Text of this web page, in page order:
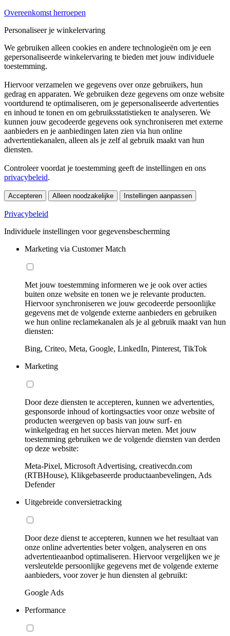
Overeenkomst herroepen
Personaliseer je winkelervaring
We gebruiken alleen cookies en andere technologieën om je een
gepersonaliseerde winkelervaring te bieden met jouw individuele
toestemming.
Hiervoor verzamelen we gegevens over onze gebruikers, hun
gedrag en apparaten. We gebruiken deze gegevens om onze website
voortdurend te optimaliseren, om je gepersonaliseerde advertenties
en inhoud te tonen en om gebruiksstatistieken te analyseren. We
kunnen jouw gecodeerde gegevens ook synchroniseren met externe
aanbieders en je aanbiedingen laten zien via hun online
advertentiekanalen, alleen als je zelf al gebruik maakt van hun
diensten.
Controleer voordat je toestemming geeft de instellingen en ons
privacybeleid.
Accepteren Alleen noodzakelijke Instellingen aanpassen
Privacybeleid
Individuele instellingen voor gegevensbescherming
Marketing via Customer Match
Met jouw toestemming informeren we je ook over acties
buiten onze website en tonen we je relevante producten.
Hiervoor synchroniseren we jouw gecodeerde persoonlijke
gegevens met de volgende externe aanbieders en gebruiken
we hun online reclamekanalen als je al gebruik maakt van hun
diensten:
Bing, Criteo, Meta, Google, LinkedIn, Pinterest, TikTok
Marketing
Door deze diensten te accepteren, kunnen we advertenties,
gesponsorde inhoud of kortingsacties voor onze website of
producten weergeven op basis van jouw surf- en
winkelgedrag en het succes hiervan meten. Met jouw
toestemming gebruiken we de volgende diensten van derden
op deze website:
Meta-Pixel, Microsoft Advertising, creativecdn.com
(RTBHouse), Klikgebaseerde productaanbevelingen, Ads
Defender
Uitgebreide conversietracking
Door deze dienst te accepteren, kunnen we het resultaat van
onze online advertenties beter volgen, analyseren en ons
advertentieaanbod optimaliseren. Hiervoor vergelijken we je
versleutelde persoonlijke gegevens met de volgende externe
aanbieders, voor zover je hun diensten al gebruikt:
Google Ads
Performance